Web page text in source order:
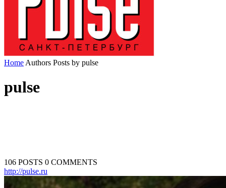
Home Authors Posts by pulse
pulse
106 POSTS 0 COMMENTS
http://pulse.ru